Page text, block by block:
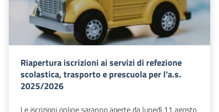
Riapertura iscrizioni ai servizi di refezione
scolastica, trasporto e prescuola per l'a.s.
2025/2026
Le iscrizioni online saranno aperte da lunedì 11 agosto